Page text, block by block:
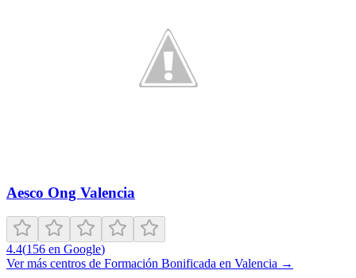
Aesco Ong Valencia
4.4(156 en Google)
Ver más centros de Formación Bonificada en Valencia →